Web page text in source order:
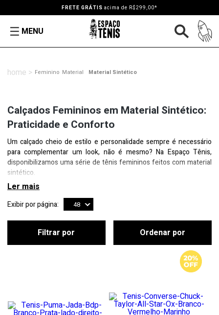
FRETE GRÁTIS acima de R$299,00*
MENU
Feminino Material Material Sintético
Calçados Femininos em Material Sintético:
Praticidade e Conforto
Um calçado cheio de estilo e personalidade sempre é necessário
para complementar um look, não é mesmo? Na Espaço Tênis,
disponibilizamos uma série de tênis femininos feitos com material
sintético.
Exibir por página: 48
Filtrar por Ordenar por